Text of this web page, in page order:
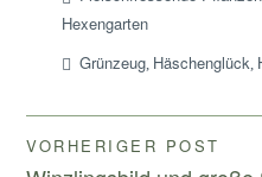
Hexengarten
Grünzeug Häschenglück
Beitragsnavigation
VORHERIGER POST